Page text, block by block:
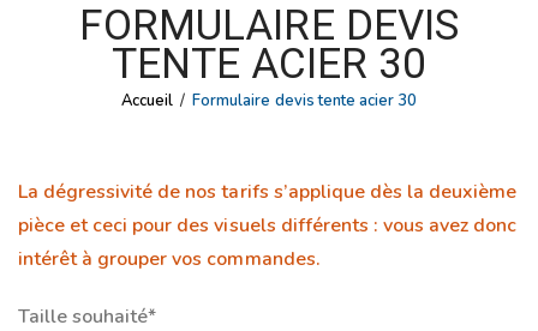
FORMULAIRE DEVIS
TENTE ACIER 30
Accueil / Formulaire devis tente acier 30
La dégressivité de nos tarifs s’applique dès la deuxième
pièce et ceci pour des visuels différents : vous avez donc
intérêt à grouper vos commandes.
Taille souhaité*